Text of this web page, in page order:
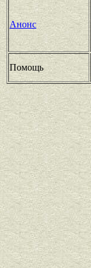
Анонс
Помощь